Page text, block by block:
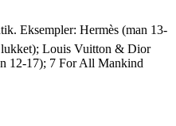
Eksempler: Hermès (man 13-
Louis Vuitton & Dior
12-17); 7 For All Mankind